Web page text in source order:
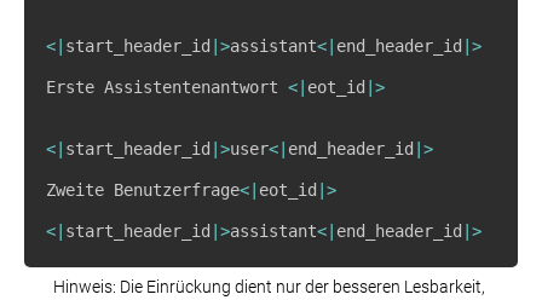
< start_header_id >assistant< end_header_id >
Erste Assistentenantwort < eot_id >
< start_header_id >user< end_header_id >
Zweite Benutzerfrage< eot_id >
< start_header_id >assistant< end_header_id >
Hinweis: Die Einrückung dient nur der besseren Lesbarkeit,